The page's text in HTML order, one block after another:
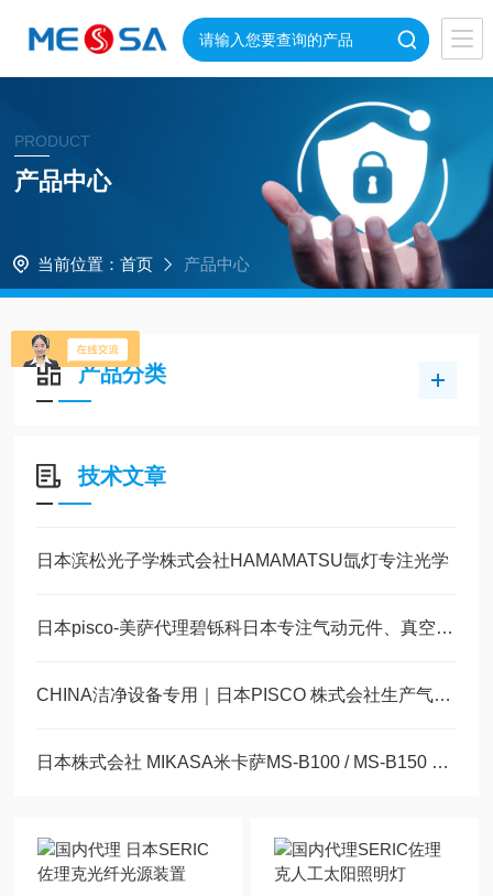
PRODUCT
产品中心
当前位置： 首页 产品中心
产品分类
技术文章
日本滨松光子学株式会社HAMAMATSU氙灯专注光学
日本pisco-美萨代理碧铄科日本专注气动元件、真空发生系统简介
CHINA洁净设备专用｜日本PISCO 株式会社生产气动元件
日本株式会社 MIKASA米卡萨MS-B100 / MS-B150 实验室旋涂机（匀胶机）